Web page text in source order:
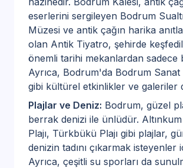
eserlerini sergileyen Bodrum
Müzesi ve antik çağın harika
olan Antik Tiyatro, şehirde
önemli tarihi mekanlardan sadece
Ayrıca, Bodrum'da Bodrum
gibi kültürel etkinlikler ve galeriler
Plajlar ve Deniz: Bodrum, güzel
berrak denizi ile ünlüdür. Altınkum
Plajı, Türkbükü Plajı gibi plajlar,
denizin tadını çıkarmak isteyenler
Ayrıca, çeşitli su sporları da